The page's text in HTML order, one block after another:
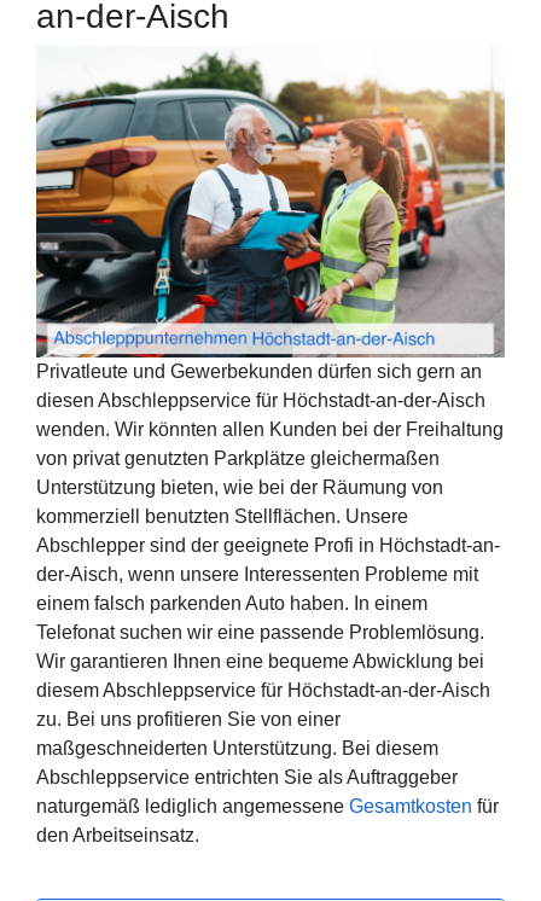
an-der-Aisch
Privatleute und Gewerbekunden dürfen sich gern an
diesen Abschleppservice für Höchstadt-an-der-Aisch
wenden. Wir könnten allen Kunden bei der Freihaltung
von privat genutzten Parkplätze gleichermaßen
Unterstützung bieten, wie bei der Räumung von
kommerziell benutzten Stellflächen. Unsere
Abschlepper sind der geeignete Profi in Höchstadt-an-
der-Aisch, wenn unsere Interessenten Probleme mit
einem falsch parkenden Auto haben. In einem
Telefonat suchen wir eine passende Problemlösung.
Wir garantieren Ihnen eine bequeme Abwicklung bei
diesem Abschleppservice für Höchstadt-an-der-Aisch
zu. Bei uns profitieren Sie von einer
maßgeschneiderten Unterstützung. Bei diesem
Abschleppservice entrichten Sie als Auftraggeber
naturgemäß lediglich angemessene Gesamtkosten für
den Arbeitseinsatz.